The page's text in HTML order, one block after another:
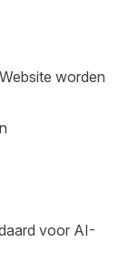
worden
voor AI-